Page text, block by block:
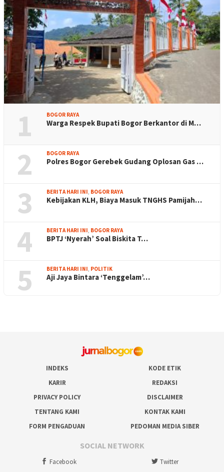
1 BOGOR RAYA
Warga Respek Bupati Bogor Berkantor di M…
2 BOGOR RAYA
Polres Bogor Gerebek Gudang Oplosan Gas …
3 BERITA HARI INI BOGOR RAYA
Kebijakan KLH, Biaya Masuk TNGHS Pamijah…
4 BERITA HARI INI BOGOR RAYA
BPTJ ‘Nyerah’ Soal Biskita T…
5 BERITA HARI INI POLITIK
Aji Jaya Bintara ‘Tenggelam’…
INDEKS
KODE ETIK
KARIR
REDAKSI
PRIVACY POLICY
DISCLAIMER
TENTANG KAMI
KONTAK KAMI
FORM PENGADUAN
PEDOMAN MEDIA SIBER
SOCIAL NETWORK
Facebook Twitter